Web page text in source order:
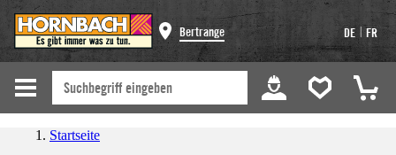
Bertrange DE | FR
Startseite